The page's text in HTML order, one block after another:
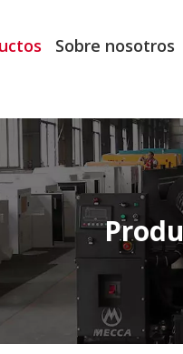
Sobre nosotros